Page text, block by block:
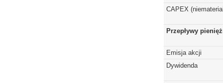
CAPEX
Przepływy
Emisja akcji
Dywidenda